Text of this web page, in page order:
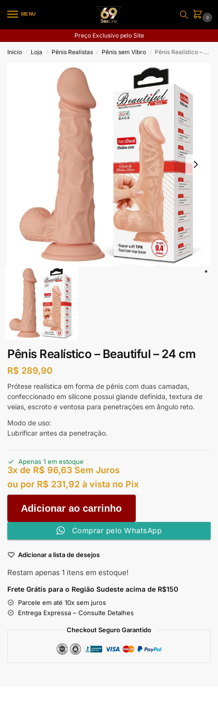
MENU
0
Preço Exclusivo pelo Site
Início / Loja / Pênis Realistas / Pênis sem Vibro / Pênis Realístico – Beautiful – 24 cm
Pênis Realístico – Beautiful – 24 cm
R$ 289,90
Prótese realística em forma de pênis com duas camadas,
confeccionado em silicone possui glande definida, textura de
veias, escroto e ventosa para penetrações em ângulo reto.
Modo de uso:
Lubrificar antes da penetração.
Apenas 1 em estoque
3x de R$ 96,63 Sem Juros
ou por R$ 231,92 à vista no Pix
Adicionar ao carrinho
Comprar pelo WhatsApp
Adicionar a lista de desejos
Restam apenas 1 itens em estoque!
Frete Grátis para o Região Sudeste acima de R$150
Parcele em até 10x sem juros
Entrega Expressa – Consulte Detalhes
Checkout Seguro Garantido